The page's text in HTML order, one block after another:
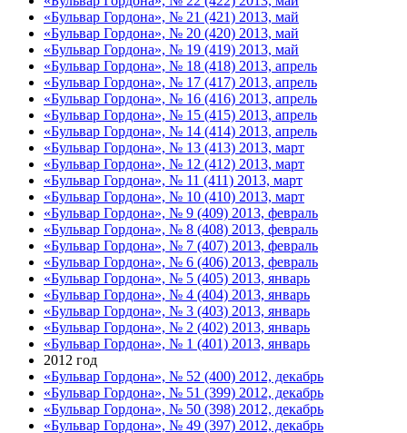
«Бульвар Гордона», № 21 (421) 2013, май
«Бульвар Гордона», № 20 (420) 2013, май
«Бульвар Гордона», № 19 (419) 2013, май
«Бульвар Гордона», № 18 (418) 2013, апрель
«Бульвар Гордона», № 17 (417) 2013, апрель
«Бульвар Гордона», № 16 (416) 2013, апрель
«Бульвар Гордона», № 15 (415) 2013, апрель
«Бульвар Гордона», № 14 (414) 2013, апрель
«Бульвар Гордона», № 13 (413) 2013, март
«Бульвар Гордона», № 12 (412) 2013, март
«Бульвар Гордона», № 11 (411) 2013, март
«Бульвар Гордона», № 10 (410) 2013, март
«Бульвар Гордона», № 9 (409) 2013, февраль
«Бульвар Гордона», № 8 (408) 2013, февраль
«Бульвар Гордона», № 7 (407) 2013, февраль
«Бульвар Гордона», № 6 (406) 2013, февраль
«Бульвар Гордона», № 5 (405) 2013, январь
«Бульвар Гордона», № 4 (404) 2013, январь
«Бульвар Гордона», № 3 (403) 2013, январь
«Бульвар Гордона», № 2 (402) 2013, январь
«Бульвар Гордона», № 1 (401) 2013, январь
2012 год
«Бульвар Гордона», № 52 (400) 2012, декабрь
«Бульвар Гордона», № 51 (399) 2012, декабрь
«Бульвар Гордона», № 50 (398) 2012, декабрь
«Бульвар Гордона», № 49 (397) 2012, декабрь